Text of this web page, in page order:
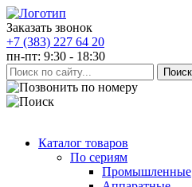
Заказать звонок
+7 (383) 227 64 20
пн-пт: 9:30 - 18:30
Каталог товаров
По сериям
Промышленные